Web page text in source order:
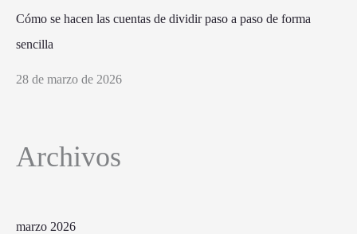
Cómo se hacen las cuentas de dividir paso a paso de forma
sencilla
28 de marzo de 2026
Archivos
marzo 2026